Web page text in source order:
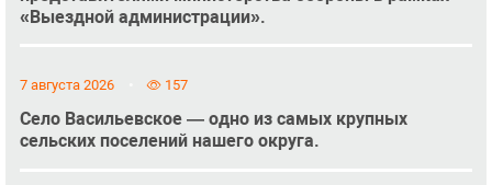
«Выездной администрации».
7 августа 2026 157
Село Васильевское — одно из самых крупных
сельских поселений нашего округа.